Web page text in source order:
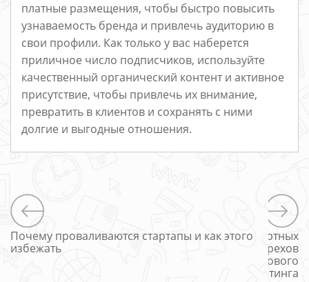
платные размещения, чтобы быстро повысить
узнаваемость бренда и привлечь аудиторию в
свои профили. Как только у вас наберется
приличное число подписчиков, используйте
качественный органический контент и активное
присутствие, чтобы привлечь их внимание,
превратить в клиентов и сохранять с ними
долгие и выгодные отношения.
Почему проваливаются стартапы и как этого
избежать
7 смертных
грехов
цифрового
маркетинга